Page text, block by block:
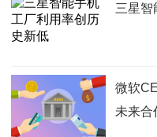
三星智
微软
未来合